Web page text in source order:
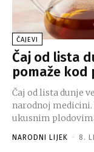
ČAJEVI
Čaj od lista
pomaže kod
Čaj od lista dunje
narodnoj
ukusnim
NARODNI LIJEK - 8.